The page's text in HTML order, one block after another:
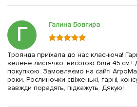
Г Галина Бовгира
Троянда приїхала до нас класнюча!
зелене листячко, висотою біля 45 см.!
покупкою. Замовляємо на сайті
роки. Рослиночки свіженькі, гарні,
завжди порадять, підкажуть. Дякую!